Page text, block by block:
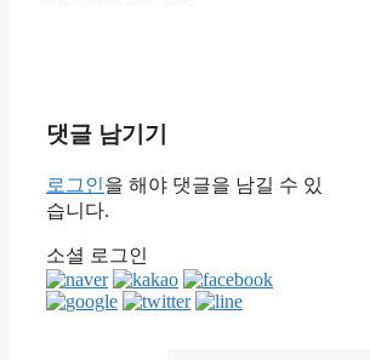
댓글 남기기
로그인을 해야 댓글을 남길 수 있
습니다.
소셜 로그인